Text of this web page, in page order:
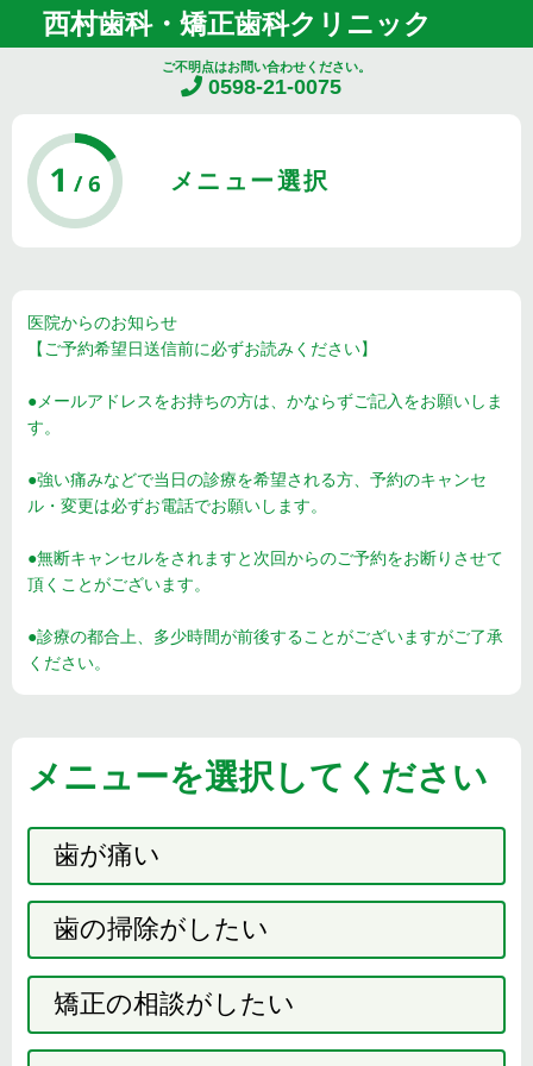
西村歯科・矯正歯科クリニック
ご不明点はお問い合わせください。
0598-21-0075
医院からのお知らせ
【ご予約希望日送信前に必ずお読みください】
●メールアドレスをお持ちの方は、かならずご記入をお願いしま
す。
●強い痛みなどで当日の診療を希望される方、予約のキャンセ
ル・変更は必ずお電話でお願いします。
●無断キャンセルをされますと次回からのご予約をお断りさせて
頂くことがございます。
●診療の都合上、多少時間が前後することがございますがご了承
ください。
メニューを選択してください
歯が痛い
歯の掃除がしたい
矯正の相談がしたい
メニュー選択